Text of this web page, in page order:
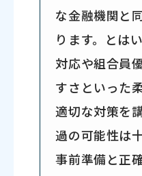
な金融機関と
ります。とは
対応や組合員
すさといった
適切な対策を
過の可能性は
事前準備と正